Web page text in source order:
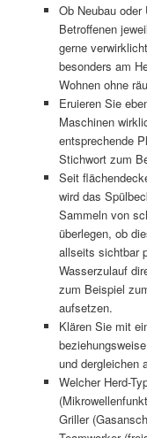
Ob Neubau
Betroffenen
gerne
besonders am
Wohnen ohne
Eruieren Sie
Maschinen
entsprechende
Stichwort zum
Seit
wird das
Sammeln von
überlegen, ob
allseits sichtbar
Wasserzulauf
zum Beispiel
aufsetzen.
Klären Sie mit
und dergleichen
Welcher Herd-
Griller